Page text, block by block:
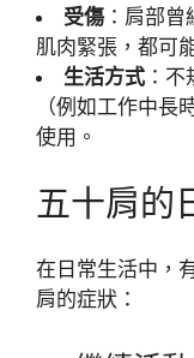
受傷 ：肩部
肌肉緊張，都可
生活方式 ：
（例如工作中長
使用。
五十肩的
在日常生活中，
肩的症狀：